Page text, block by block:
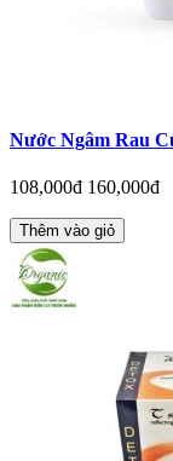
Nước Ngâm Rau
108,000đ 160,000đ
Thêm vào giỏ